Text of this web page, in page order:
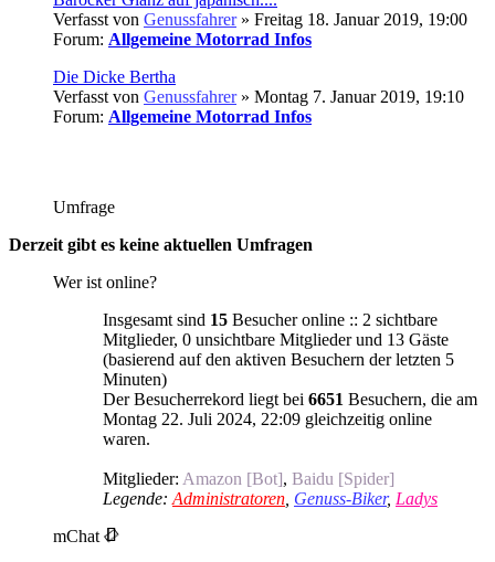
Verfasst von Genussfahrer» Freitag 18. Januar 2019, 19:00
Forum: Allgemeine Motorrad Infos
Die Dicke Bertha
Verfasst von Genussfahrer» Montag 7. Januar 2019, 19:10
Forum: Allgemeine Motorrad Infos
Umfrage
Derzeit gibt es keine aktuellen Umfragen
Wer ist online?
Insgesamt sind 15 Besucher online :: 2 sichtbare
Mitglieder, 0 unsichtbare Mitglieder und 13 Gäste
(basierend auf den aktiven Besuchern der letzten 5
Minuten)
Der Besucherrekord liegt bei 6651 Besuchern, die am
Montag 22. Juli 2024, 22:09 gleichzeitig online
waren.
Mitglieder: Amazon [Bot], Baidu [Spider]
Legende: Administratoren Genuss-Biker, Ladys
mChat